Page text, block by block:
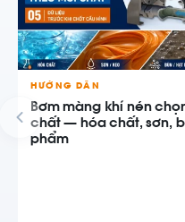
HƯỚNG DẪN
Bơm màng khí nén
chất — hóa chất, sơn,
phẩm